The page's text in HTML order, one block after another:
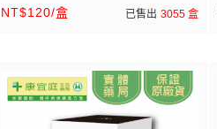
口罩大小可以參考圖片的尺寸~
NT$120/盒 已售出 3055 盒